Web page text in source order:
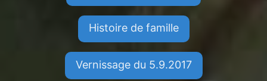
Histoire de famille
Vernissage du 5.9.2017